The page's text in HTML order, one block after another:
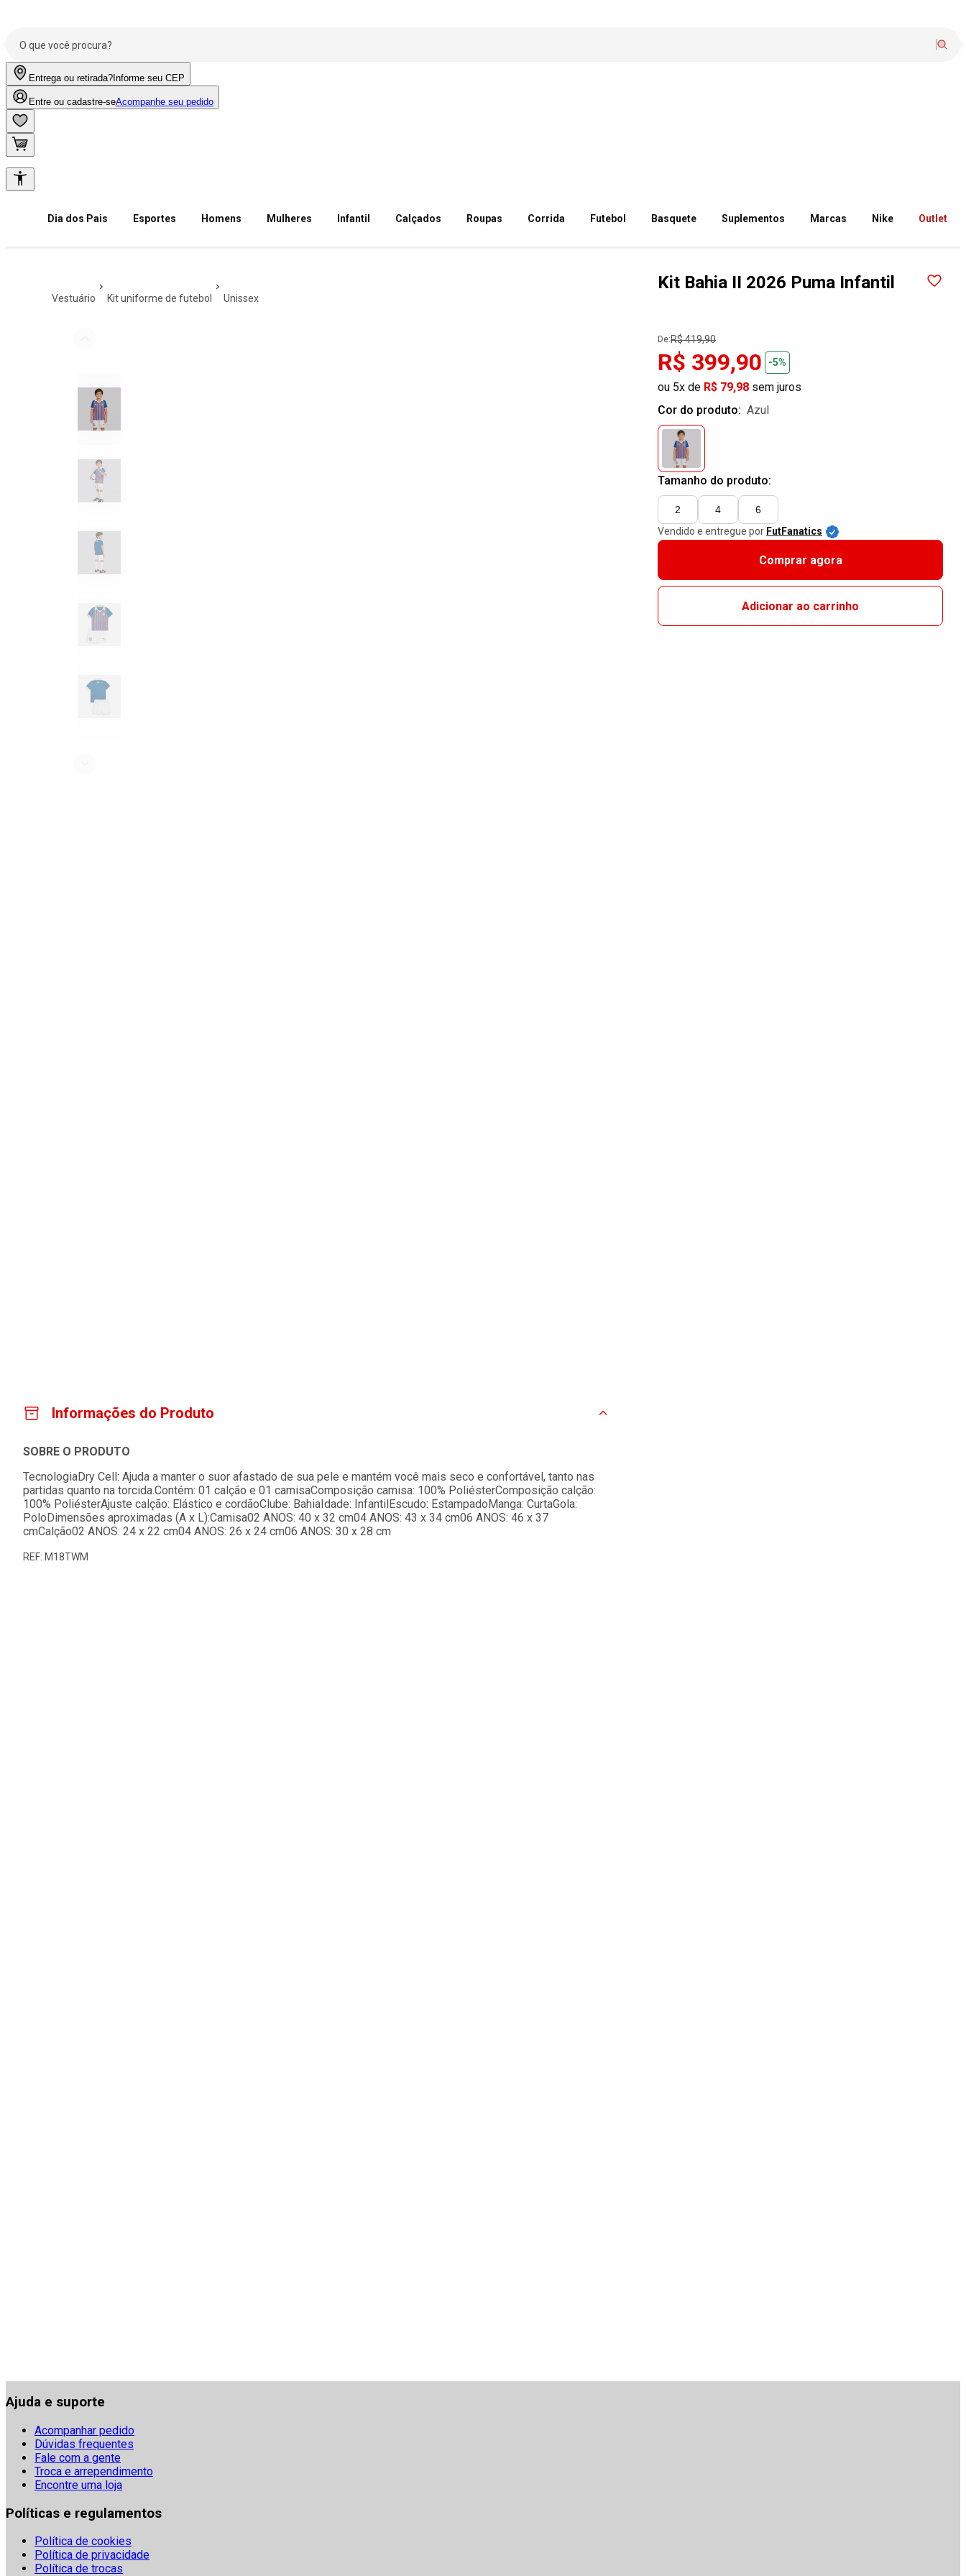
Entrega ou retirada? Informe seu CEP
Entre ou cadastre-seAcompanhe seu pedido
Dia dos Pais Esportes Homens Mulheres Infantil Calçados Roupas Corrida Futebol Basquete Suplementos Marcas Nike Outlet
vestuário kit uniforme de futebol unissex
Kit Bahia II 2026 Puma Infantil
De:R$ 419,90
R$ 399,90 -5%
ou 5x de R$ 79,98 sem juros
Cor do produto:
azul
Tamanho do produto:
2 4
6
Vendido e entregue por FutFanatics
Comprar agora
Adicionar ao carrinho
Informações do Produto
SOBRE O PRODUTO
TecnologiaDry Cell: Ajuda a manter o suor afastado de sua pele e mantém você mais seco e confortável, tanto nas
partidas quanto na torcida.Contém: 01 calção e 01 camisaComposição camisa: 100% PoliésterComposição calção:
100% PoliésterAjuste calção: Elástico e cordãoClube: BahiaIdade: InfantilEscudo: EstampadoManga: CurtaGola:
PoloDimensões aproximadas (A x L):Camisa02 ANOS: 40 x 32 cm04 ANOS: 43 x 34 cm06 ANOS: 46 x 37
cmCalção02 ANOS: 24 x 22 cm04 ANOS: 26 x 24 cm06 ANOS: 30 x 28 cm
REF: M18TWM
Ajuda e suporte
Acompanhar pedido
Dúvidas frequentes
Fale com a gente
Troca e arrependimento
Encontre uma loja
Políticas e regulamentos
Política de cookies
Política de privacidade
Política de trocas